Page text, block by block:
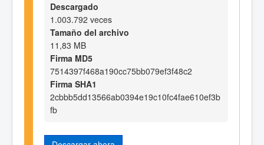
Descargado
1.003.792 veces
Tamaño del archivo
11,83 MB
Firma MD5
7514397f468a190cc75bb079ef3f48c2
Firma SHA1
2cbbb5dd13566ab0394e19c10fc4fae610ef3b
fb